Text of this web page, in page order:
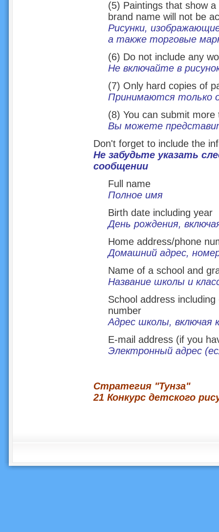
(5) Paintings that show
brand name will not be
Рисунки,
а также торговые
(6) Do not include any
Не включайте в
(7) Only hard copies of
Принимаются только
(8) You can submit more
Вы можете
Don't forget to include the
Не забудьте указать
сообщении
Full name
Полное имя
Birth date including year
День рождения,
Home address/phone
Домашний адрес,
Name of a school and
Название школы и
School address
number
Адрес школы, включая
E-mail address (if you
Электронный адрес
Стратегия "Тунза"
21 Конкурс детского